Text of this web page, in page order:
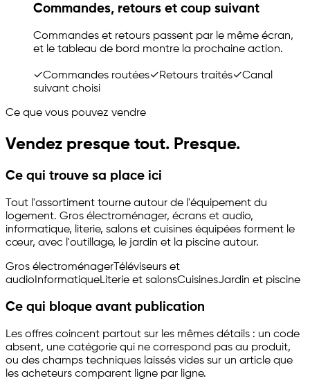
Commandes, retours et coup suivant
Commandes et retours passent par le même écran,
et le tableau de bord montre la prochaine action.
✓Commandes routées✓Retours traités✓Canal
suivant choisi
Ce que vous pouvez vendre
Vendez presque tout. Presque.
Ce qui trouve sa place ici
Tout l'assortiment tourne autour de l'équipement du
logement. Gros électroménager, écrans et audio,
informatique, literie, salons et cuisines équipées forment le
cœur, avec l'outillage, le jardin et la piscine autour.
Gros électroménager Téléviseurs et
audio InformatiqueLiterie et salonsCuisinesJardin et piscine
Ce qui bloque avant publication
Les offres coincent partout sur les mêmes détails : un code
absent, une catégorie qui ne correspond pas au produit,
ou des champs techniques laissés vides sur un article que
les acheteurs comparent ligne par ligne.